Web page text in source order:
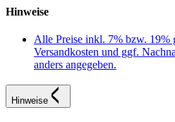
Hinweise
Alle Preise inkl. 7% bzw. 19%
Versandkosten und ggf.
anders angegeben.
Hinweise